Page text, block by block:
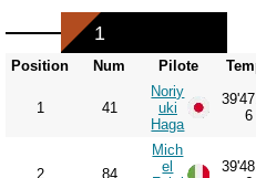
1
Position Num Pilote
1 41
Noriy
uki
Haga
6
2 84
Mich
el